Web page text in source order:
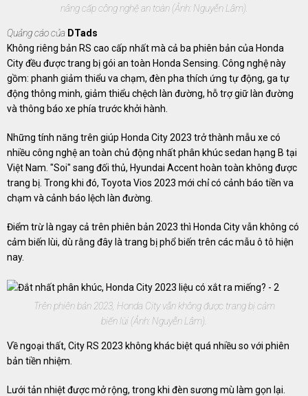
nâng cấp công nghệ an toàn (Ảnh: Nguyễn Lâm).
Quảng cáo của DTads
Không riêng bản RS cao cấp nhất mà cả ba phiên bản của Honda
City đều được trang bị gói an toàn Honda Sensing. Công nghệ này
gồm: phanh giảm thiểu va chạm, đèn pha thích ứng tự động, ga tự
động thông minh, giảm thiểu chệch làn đường, hỗ trợ giữ làn đường
và thông báo xe phía trước khởi hành.
Những tính năng trên giúp Honda City 2023 trở thành mẫu xe có
nhiều công nghệ an toàn chủ động nhất phân khúc sedan hạng B tại
Việt Nam. "Soi" sang đối thủ, Hyundai Accent hoàn toàn không được
trang bị. Trong khi đó, Toyota Vios 2023 mới chỉ có cảnh báo tiền va
chạm và cảnh báo lệch làn đường.
Điểm trừ là ngay cả trên phiên bản 2023 thì Honda City vẫn không có
cảm biến lùi, dù rằng đây là trang bị phổ biến trên các mẫu ô tô hiện
nay.
Trên phiên bản 2023, Honda City vẫn không được trang bị cảm
biến lùi (Ảnh: Nguyễn Lâm).
Về ngoại thất, City RS 2023 không khác biệt quá nhiều so với phiên
bản tiền nhiệm.
Lưới tản nhiệt được mở rộng, trong khi đèn sương mù làm gọn lại.